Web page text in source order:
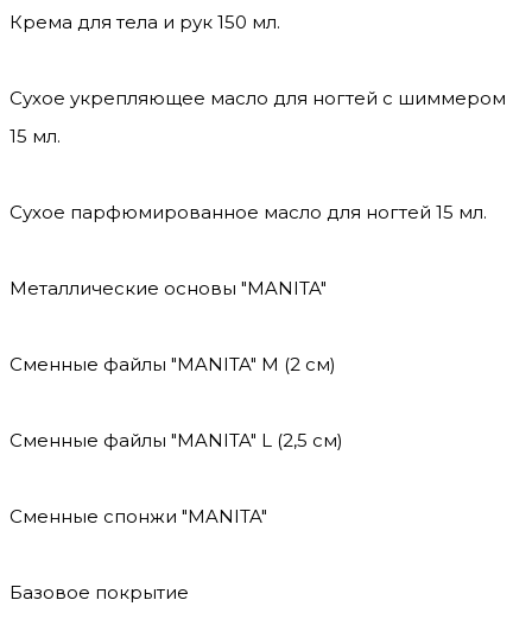
Крема для тела и рук 150 мл.
Сухое укрепляющее масло для ногтей с шиммером
15 мл.
Сухое парфюмированное масло для ногтей 15 мл.
Металлические основы "MANITA"
Сменные файлы "MANITA" М (2 см)
Сменные файлы "MANITA" L (2,5 см)
Сменные спонжи "MANITA"
Базовое покрытие